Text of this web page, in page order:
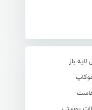
لایه باز